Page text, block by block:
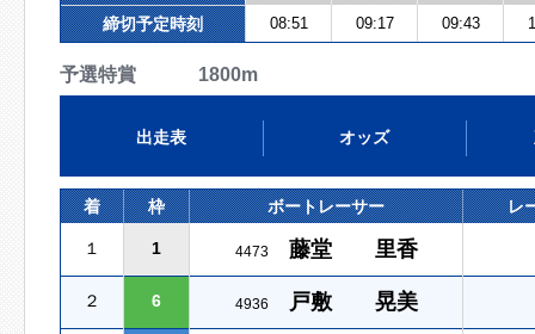
締切予定時刻 08:51 09:17 09:43
予選特賞 1800m
出走表 オッズ
着 枠 ボートレーサー レ
１ 1 4473 藤堂 里香
２ 6 4936 戸敷 晃美